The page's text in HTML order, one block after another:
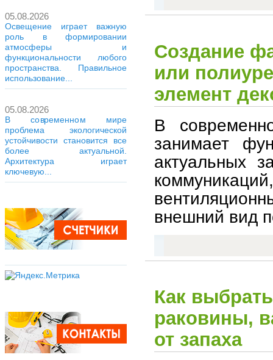
05.08.2026
Освещение играет важную
роль в формировании
атмосферы и
функциональности любого
пространства. Правильное
использование...
05.08.2026
В современном мире
проблема экологической
устойчивости становится все
более актуальной.
Архитектура играет
ключевую...
Создание
или
элемент
В
занимает
актуальных
внешний вид
Как
раковины,
от запаха